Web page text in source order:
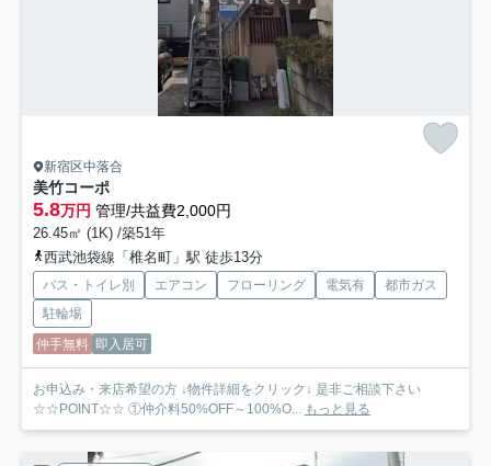
新宿区中落合
美竹コーポ
5.8万円 管理/共益費2,000円
26.45㎡ (1K) /築51年
西武池袋線「椎名町」駅 徒歩13分
バス・トイレ別 エアコン フローリング 電気有
都市ガス
駐輪場
仲手無料 即入居可
お申込み・来店希望の方 ↓物件詳細をクリック↓ 是非ご相談下さい
☆☆POINT☆☆ ①仲介料50%OFF～100%O... もっと見る